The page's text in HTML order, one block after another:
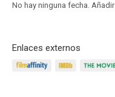
No hay ninguna fecha. Añadir
Enlaces externos